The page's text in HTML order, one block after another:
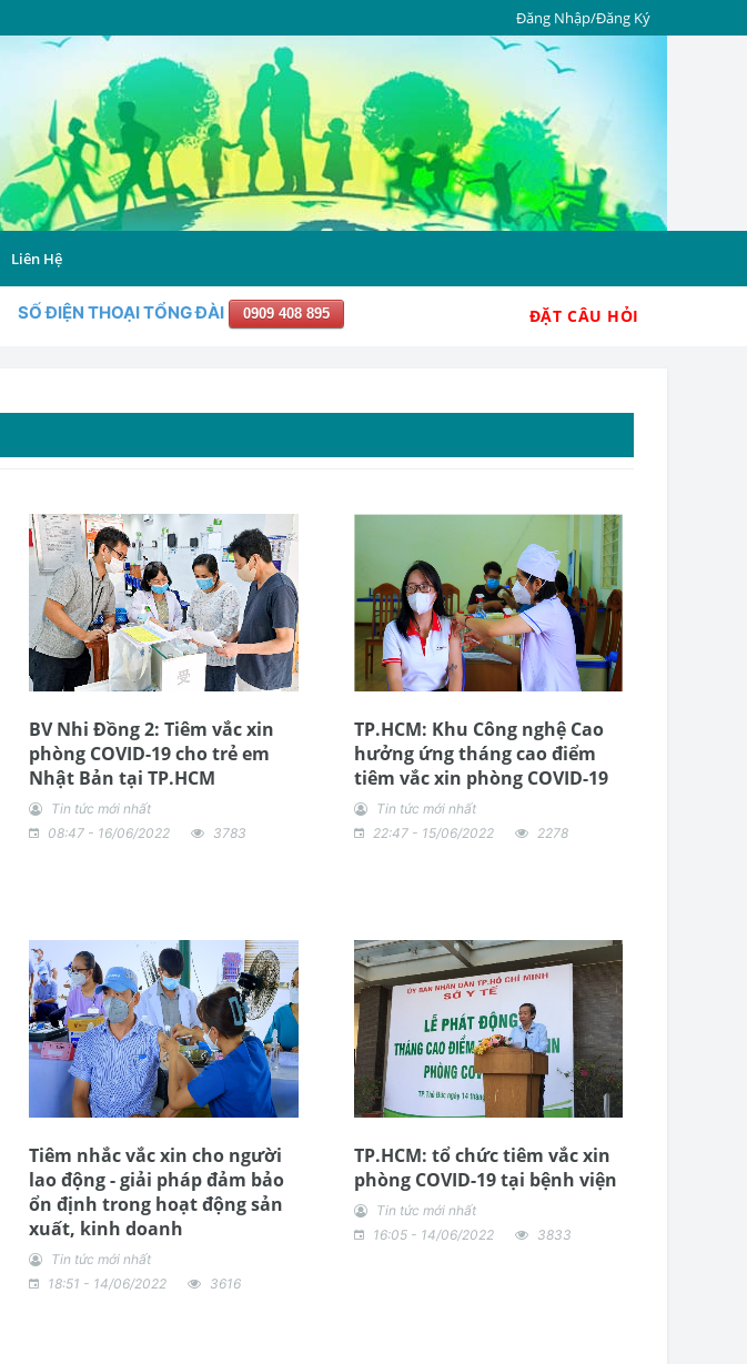
Đăng Nhập/Đăng Ký
Liên Hệ
SỐ ĐIỆN THOẠI TỔNG ĐÀI 0909 408 895 ĐẶT CÂU HỎI
BV Nhi Đồng 2: Tiêm vắc xin
phòng COVID-19 cho trẻ em
Nhật Bản tại TP.HCM
Tin tức mới nhất
08:47 - 16/06/2022
3783
TP.HCM: Khu Công nghệ Cao
hưởng ứng tháng cao điểm
tiêm vắc xin phòng COVID-19
Tin tức mới nhất
22:47 - 15/06/2022
2278
Tiêm nhắc vắc xin cho người
lao động - giải pháp đảm bảo
ổn định trong hoạt động sản
xuất, kinh doanh
Tin tức mới nhất
18:51 - 14/06/2022
3616
TP.HCM: tổ chức tiêm vắc xin
phòng COVID-19 tại bệnh viện
Tin tức mới nhất
16:05 - 14/06/2022
3833